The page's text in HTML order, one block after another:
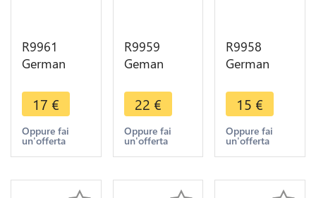
R9961
German
Westphalia
3 Centimes
Jérôme
Bonaparte
Cassel
17 €
Oppure fai
un'offerta
R9959
Geman
Pfenninge
Wilhelm I
1865 A
Berlin ->
22 €
Oppure fai
un'offerta
R9958
German
Aachen 12
Heller 1791
-> Make
Offer
15 €
Oppure fai
un'offerta